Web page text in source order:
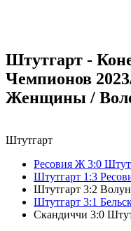
Штутгарт -
Чемпионов
Женщины /
Штутгарт
Ресовия Ж 3:0
Штутгарт 1:3
Штутгарт 3:2
Штутгарт 3:1
Скандиччи 3:0